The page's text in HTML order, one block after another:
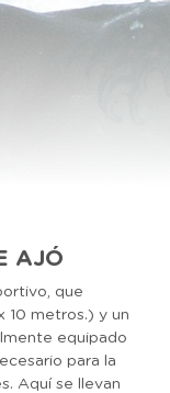
AJÓ
que
10 metros.) y un
equipado
para la
Aquí se llevan